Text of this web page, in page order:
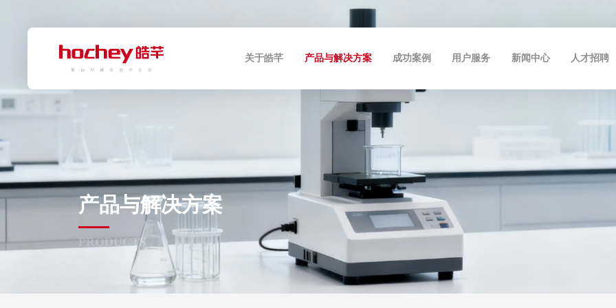
关于皓芊 产品与解决方案 成功案例 用户服务 新闻中心 人才招聘
产品与解决方案
PRODUCTS